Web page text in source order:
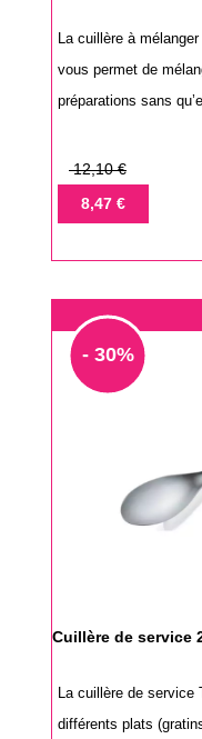
La cuillère à
vous permet de
préparations sans
Prix
base
12,10 €
Prix8,47 €
- 30%
Cuillère de service
La cuillère de
différents plats